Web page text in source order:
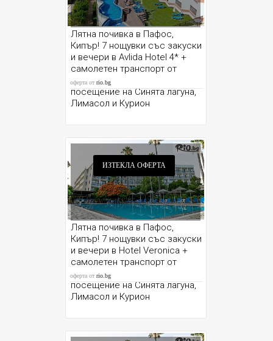
Лятна почивка в Пафос,
Кипър! 7 нощувки със закуски
и вечери в Avlida Hotel 4* +
самолетен транспорт от
София и възможност за
посещение на Синята лагуна,
Лимасол и Курион
оферта отrio.bg
ИЗТЕКЛА ОФЕРТА
Лятна почивка в Пафос,
Кипър! 7 нощувки със закуски
и вечери в Hotel Veronica +
самолетен транспорт от
София и възможност за
посещение на Синята лагуна,
Лимасол и Курион
оферта отrio.bg